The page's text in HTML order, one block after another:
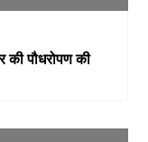
की पौधरोपण की